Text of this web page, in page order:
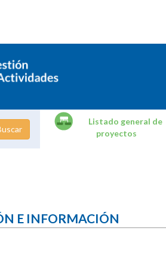
Listado general de
proyectos
E INFORMACIÓN